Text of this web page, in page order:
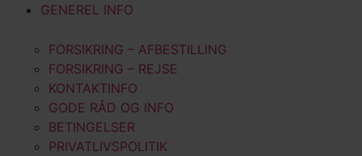
GENEREL INFO
FORSIKRING – AFBESTILLING
FORSIKRING – REJSE
KONTAKTINFO
GODE RÅD OG INFO
BETINGELSER
PRIVATLIVSPOLITIK